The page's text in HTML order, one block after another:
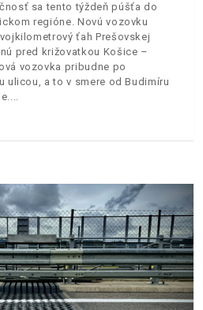
sa tento týždeň púšťa do
regióne. Novú vozovku
ťah Prešovskej
pred križovatkou Košice –
vozovka pribudne po
ulicou, a to v smere od Budimíru